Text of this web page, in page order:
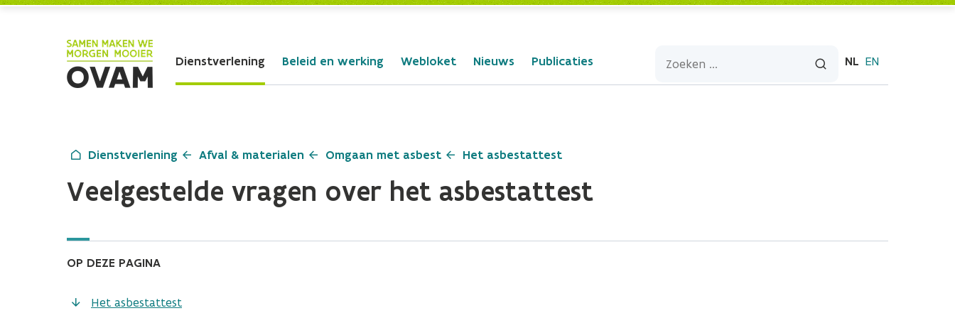
Dienstverlening Beleid en werking Webloket Nieuws Publicaties NL EN
Dienstverlening Afval & materialen Omgaan met asbest Het asbestattest
Veelgestelde vragen over het asbestattest
OP DEZE PAGINA
Het asbestattest